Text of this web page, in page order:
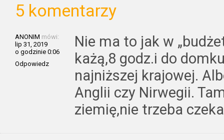
5 komentarzy
ANONIM mówi:
lip 31, 2019
o godzinie 0:06
Odpowiedz
Nie ma to jak w
każą,8 godz.i do
najniższej krajowej.
Anglii czy Nirwegii.
ziemię,nie trzeba